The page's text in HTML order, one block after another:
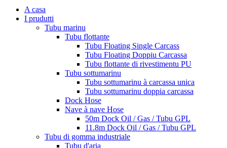
A casa
I prudutti
Tubu marinu
Tubu flottante
Tubu Floating Single Carcass
Tubu Floating Doppiu Carcassa
Tubu flottante di rivestimentu PU
Tubu sottumarinu
Tubu sottumarinu à carcassa unica
Tubu sottumarinu doppia carcassa
Dock Hose
Nave à nave Hose
50m Dock Oil / Gas / Tubu GPL
11.8m Dock Oil / Gas / Tubu GPL
Tubu di gomma industriale
Tubu d'aria